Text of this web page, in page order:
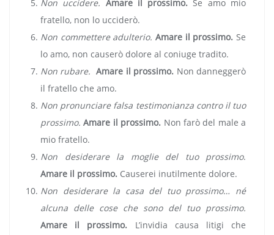
Non uccidere. Amare il prossimo. Se amo mio
fratello, non lo ucciderò.
Non commettere adulterio. Amare il prossimo. Se
lo amo, non causerò dolore al coniuge tradito.
Non rubare. Amare il prossimo. Non danneggerò
il fratello che amo.
Non pronunciare falsa testimonianza contro il tuo
prossimo.Amare il prossimo. Non farò del male a
mio fratello.
Non desiderare la moglie del tuo prossimo.
Amare il prossimo. Causerei inutilmente dolore.
Non desiderare la casa del tuo prossimo… né
alcuna delle cose che sono del tuo prossimo.
Amare il prossimo. L’invidia causa litigi che